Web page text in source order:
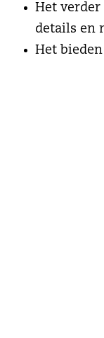
Het
details en
Het